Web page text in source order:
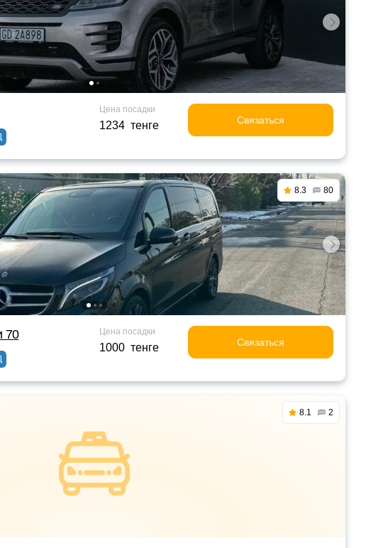
Цена посадки
1234 тенге Связаться
8.3 80
70 Цена посадки
1000 тенге Связаться
8.1 2